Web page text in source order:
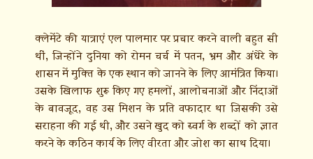
क्लेमेंटे की यात्राएं एल पालमार पर प्रचार करने वाली बहुत सी
थीं, जिन्होंने दुनिया को रोमन चर्च में पतन, भ्रम और अंधेरे के
शासन में मुक्ति के एक स्थान को जानने के लिए आमंत्रित किया।
उसके खिलाफ शुरू किए गए हमलों, आलोचनाओं और निंदाओं
के बावजूद, वह उस मिशन के प्रति वफादार था जिसकी उसे
सराहना की गई थी, और उसने खुद को स्वर्ग के शब्दों को ज्ञात
करने के कठिन कार्य के लिए वीरता और जोश का साथ दिया।